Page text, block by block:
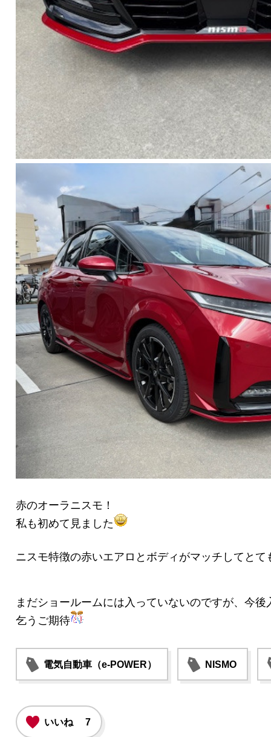
赤のオーラニスモ！
私も初めて見ました
ニスモ特徴の赤いエアロとボディがマッチしてとて
まだショールームには入っていないのですが、今後
乞うご期待
電気自動車（e-POWER） NISMO
いいね 7